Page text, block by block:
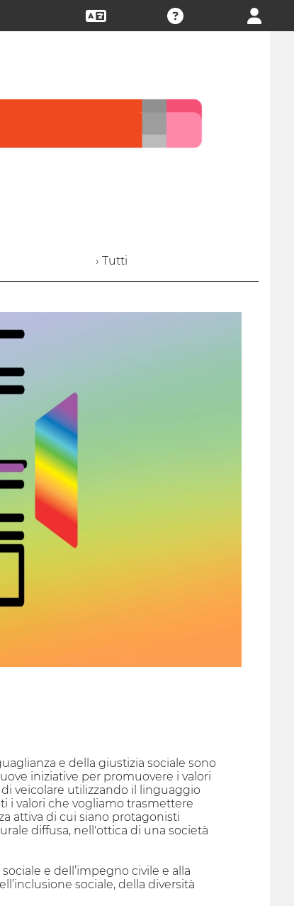
› Tutti
e della giustizia sociale sono
iniziative per promuovere i valori
veicolare utilizzando il linguaggio
i valori che vogliamo trasmettere
attiva di cui siano protagonisti
diffusa, nell'ottica di una società
e dell’impegno civile e alla
sociale, della diversità